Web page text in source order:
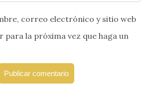
correo electrónico y sitio web
para la próxima vez que haga un